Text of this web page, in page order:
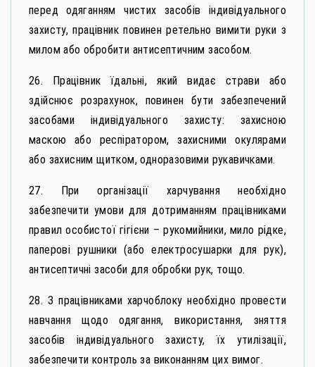
перед одяганням чистих засобів індивідуального
захисту, працівник повинен ретельно вимити руки з
милом або обробити антисептичним засобом.
26. Працівник їдальні, який видає страви або
здійснює розрахунок, повинен бути забезпечений
засобами індивідуального захисту: захисною
маскою або респіратором, захисними окулярами
або захисним щитком, одноразовими рукавичками.
27. При організації харчування необхідно
забезпечити умови для дотриманням працівниками
правил особистої гігієни – рукомийники, мило рідке,
паперові рушники (або електросушарки для рук),
антисептичні засоби для обробки рук, тощо.
28. З працівниками харчоблоку необхідно провести
навчання щодо одягання, використання, зняття
засобів індивідуального захисту, їх утилізації,
забезпечити контроль за виконанням цих вимог.